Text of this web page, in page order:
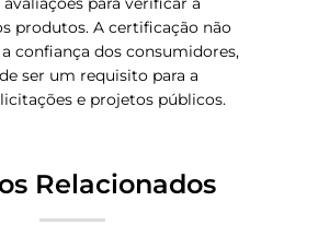
produtos. A certificação não
confiança dos consumidores,
ser um requisito para a
e projetos públicos.
Relacionados